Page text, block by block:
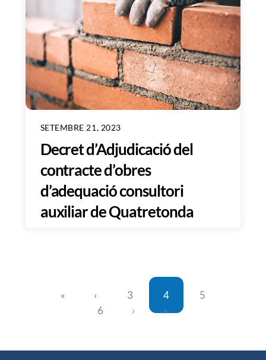
SETEMBRE 21, 2023
Decret d’Adjudicació del
contracte d’obres
d’adequació consultori
auxiliar de Quatretonda
« ‹ 3 4
5
6
› »